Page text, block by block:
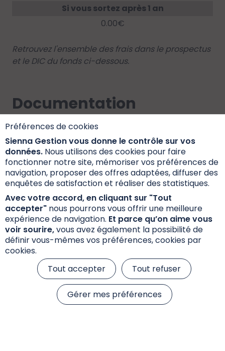
Préférences de cookies
Sienna Gestion vous donne le contrôle sur vos
données. Nous utilisons des cookies pour faire
fonctionner notre site, mémoriser vos préférences de
navigation, proposer des offres adaptées, diffuser des
enquêtes de satisfaction et réaliser des statistiques.
Avec votre accord, en cliquant sur "Tout
accepter" nous pourrons vous offrir une meilleure
expérience de navigation. Et parce qu’on aime vous
voir sourire,vous avez également la possibilité de
définir vous-mêmes vos préférences, cookies par
cookies.
Tout accepter
Tout refuser
Gérer mes préférences
Si vous sortez après 1 an
0.00€
Retrouvez l'ensemble des frais dans le prospectus
et le DIC du fonds ci-dessous.
Documentation
Les investisseurs qui envisagent de souscrire
doivent préalablement lire attentivement le
prospectus mentionnant les caractéristiques, les
risques et les frais. Le prospectus, le DIC PRIIPs et
les fiches fonds sont disponibles ci-dessous.
Documents d'information
Fiche Reporting
Lettre d’information aux porteurs de parts